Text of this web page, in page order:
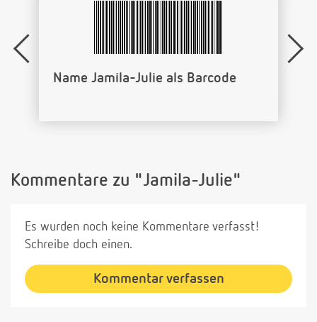
Name Jamila-Julie als Barcode
Kommentare zu "Jamila-Julie"
Es wurden noch keine Kommentare verfasst!
Schreibe doch einen.
Kommentar verfassen